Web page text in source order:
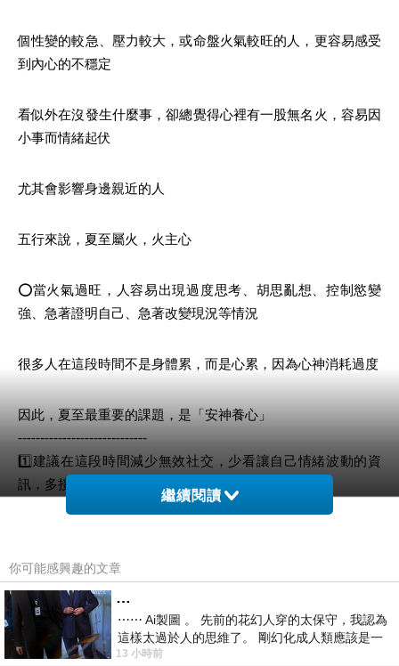
個性變的較急、壓力較大，或命盤火氣較旺的人，更容易感受
到內心的不穩定
看似外在沒發生什麼事，卻總覺得心裡有一股無名火，容易因
小事而情緒起伏
尤其會影響身邊親近的人
五行來說，夏至屬火，火主心
⭕當火氣過旺，人容易出現過度思考、胡思亂想、控制慾變
強、急著證明自己、急著改變現況等情況
很多人在這段時間不是身體累，而是心累，因為心神消耗過度
因此，夏至最重要的課題，是「安神養心」
-----------------------------
1️⃣建議在這段時間減少無效社交，少看讓自己情緒波動的資
訊，多接觸大自然，讓心慢慢沉澱下來
問題
這個節氣的養生：「夏至養心，勝過補運」
繼續閱讀
你可能感興趣的文章
…
⋯⋯ Ai製圖 。 先前的花幻人穿的太保守，我認為
這樣太過於人的思維了。 剛幻化成人類應該是一
絲不掛吧？ 當然這樣是創不出
13 小時前